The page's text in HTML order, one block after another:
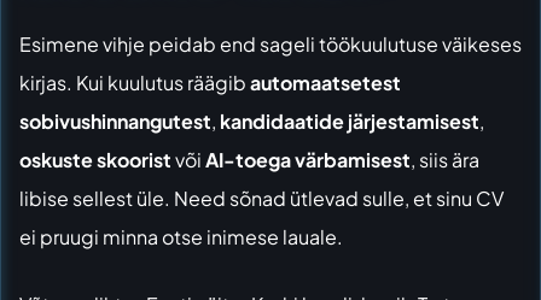
Esimene vihje peidab end sageli töökuulutuse väikeses
kirjas. Kui kuulutus räägibautomaatsetest
sobivushinnangutest, kandidaatide järjestamisest,
oskuste skooristvõiAI-toega värbamisest, siis ära
libise sellest üle. Need sõnad ütlevad sulle, et sinu CV
ei pruugi minna otse inimese lauale.